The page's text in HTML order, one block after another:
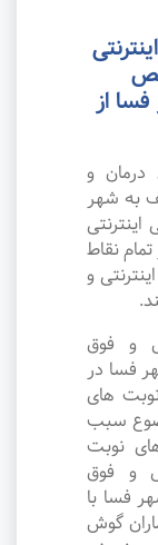
از
درمان و
به شهر
نقاط
و
و فوق
فسا در
های
سبب
نوبت
و فوق
فسا با
گوش